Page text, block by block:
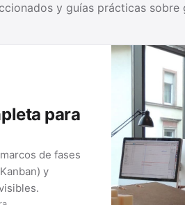
y guías prácticas
para
de fases
y